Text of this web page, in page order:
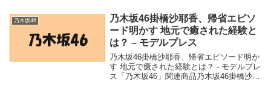
乃木坂46
乃木坂46掛橋沙耶香、帰省エピソ
ード明かす 地元で癒された経験と
は？ – モデルプレス
乃木坂46掛橋沙耶香、帰省エピソード明か
す 地元で癒された経験とは？ - モデルプレ
ス「乃木坂46」関連商品乃木坂46掛橋沙耶